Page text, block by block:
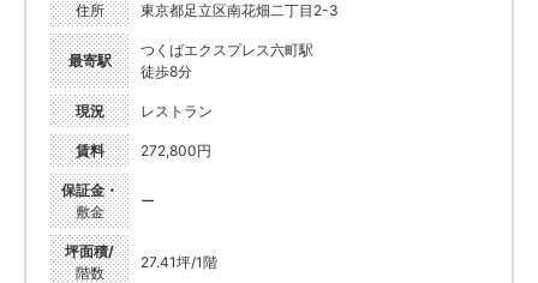
住所 東京都足立区南花畑二丁目2-3
最寄駅
つくばエクスプレス六町駅
徒歩8分
現況 レストラン
賃料 272,800円
保証金・
敷金
ー
坪面積/
階数
27.41坪/1階